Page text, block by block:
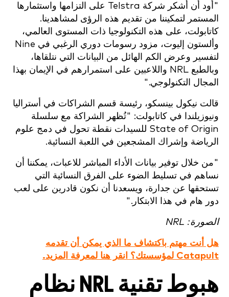
"أود أن أشكر شركة Telstra على التزامها واستثمارها
المستمر لتمكيننا من تقديم هذه الرؤى لمشاهدينا.
كاتابولت، على هذه التكنولوجيا ذات المستوى العالمي،
وألستون إليوت، مزود رسومات دوري الرغبي في Nine
لتفسير وعرض الكم الهائل من البيانات التي نتلقاها،
وبالطبع NRL واللاعبين على استمرارهم في الإيمان بهذا
المجال التكنولوجي."
قالت نيكول بينسكو، رئيسة قسم الشراكات في أستراليا
ونيوزيلندا في كاتابولت: "تُظهر الشراكة مع سلسلة
State of Origin للسيدات نقطة تحول في دمج علوم
الرياضة وإشراك المشجعين في اللعبة النسائية.
"من خلال توفير بيانات الأداء المباشر للاعبات، يمكننا أن
نساهم في تسليط الضوء على الفرق النسائية التي
تستحقها عن جدارة، ويسعدنا أن نكون قادرين على لعب
دور هام في هذا الابتكار."
الصورة: NRL
هل أنت مهتم باكتشاف ما الذي يمكن أن تقدمه
Catapult لمؤسستك؟ انقر هنا لمعرفة المزيد.
هبوط تقنية NRL نظام